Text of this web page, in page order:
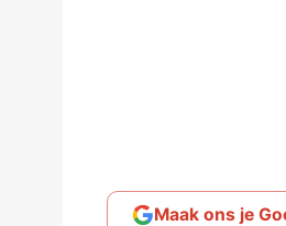
Maak ons je